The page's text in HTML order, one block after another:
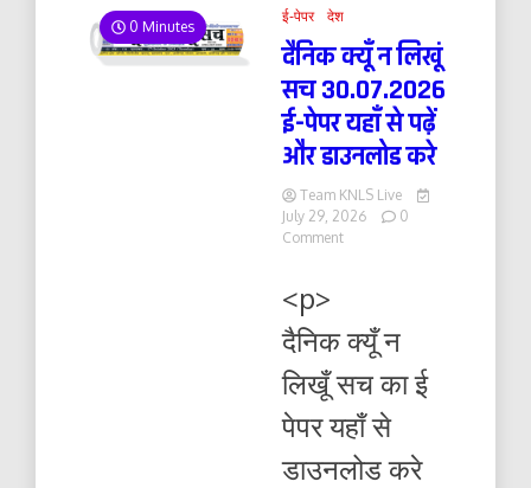
0 Minutes
ई-पेपर देश
दैनिक क्यूँ न लिखूं
सच 30.07.2026
ई-पेपर यहाँ से पढ़ें
और डाउनलोड करे
Team KNLS Live
July 29, 2026
0
Commenton
सच
30.07.2026
ई-
यहाँ
पढ़ें
<p>
दैनिक क्यूँ न
लिखूँ सच का ई
पेपर यहाँ से
डाउनलोड करे